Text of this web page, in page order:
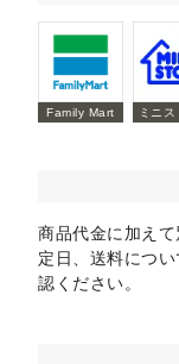
Family Mart ミニス
商品代金に加え
定日、送料につ
認ください。